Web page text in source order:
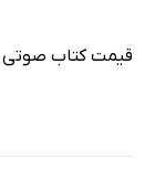
فصل پنجم: برای
فصل پنجم: یه
فصل پنجم:
قیمت کتاب صوتی